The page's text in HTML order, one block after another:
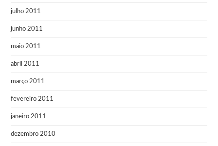
julho 2011
junho 2011
maio 2011
abril 2011
março 2011
fevereiro 2011
janeiro 2011
dezembro 2010